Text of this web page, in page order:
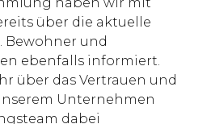
über die aktuelle
Bewohner und
ebenfalls informiert.
über das Vertrauen und
Unternehmen
dabei